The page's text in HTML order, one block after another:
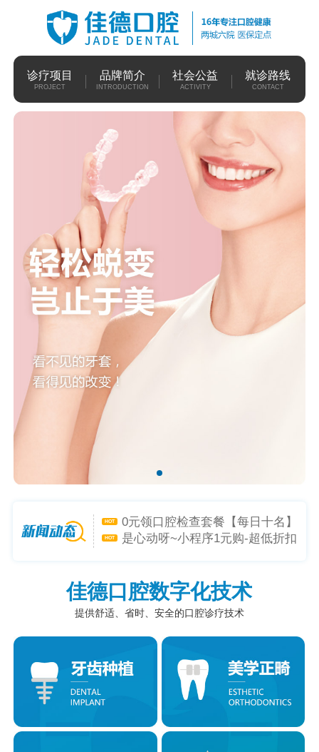
诊疗项目
PROJECT
品牌简介
INTRODUCTION
社会公益
ACTIVITY
就诊路线
CONTACT
遇！
种植礼惊喜福利，助力落齿重
生！
0元领口腔检查套餐【每日十名】
佳德口腔数字化技术
提供舒适、省时、安全的口腔诊疗技术